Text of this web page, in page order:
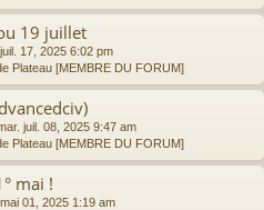
19 juillet
17, 2025 6:02 pm
Plateau [MEMBRE DU FORUM]
juil. 08, 2025 9:47 am
Plateau [MEMBRE DU FORUM]
mai !
01, 2025 1:19 am